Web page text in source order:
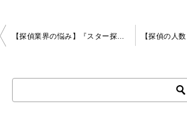
投
【探偵業界の悩み】『スター探偵』が居ない！